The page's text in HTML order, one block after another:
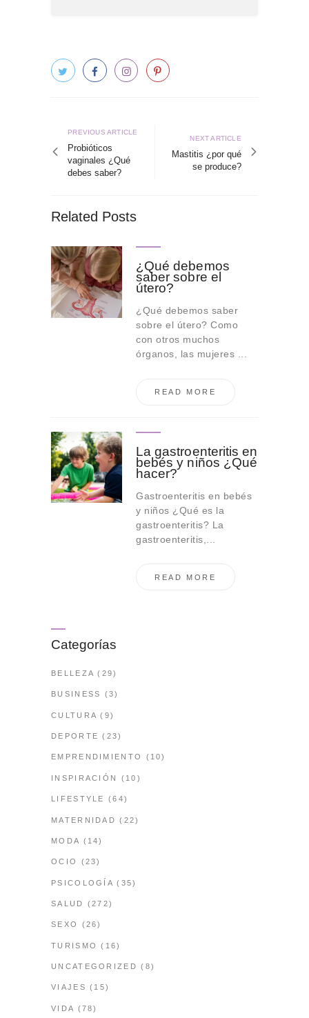
de
entradas
Previous
article
PREVIOUS ARTICLE
Probióticos
vaginales ¿Qué
debes saber?
Next
article
NEXT ARTICLE
Mastitis ¿por qué
se produce?
Related Posts
¿Qué debemos
saber sobre el
útero?
¿Qué debemos saber
sobre el útero? Como
con otros muchos
órganos, las mujeres ...
READ MORE
La gastroenteritis en
bebés y niños ¿Qué
hacer?
Gastroenteritis en bebés
y niños ¿Qué es la
gastroenteritis? La
gastroenteritis,...
READ MORE
Categorías
BELLEZA (29)
BUSINESS (3)
CULTURA (9)
DEPORTE (23)
EMPRENDIMIENTO (10)
INSPIRACIÓN (10)
LIFESTYLE (64)
MATERNIDAD (22)
MODA (14)
OCIO (23)
PSICOLOGÍA (35)
SALUD (272)
SEXO (26)
TURISMO (16)
UNCATEGORIZED (8)
VIAJES (15)
VIDA (78)